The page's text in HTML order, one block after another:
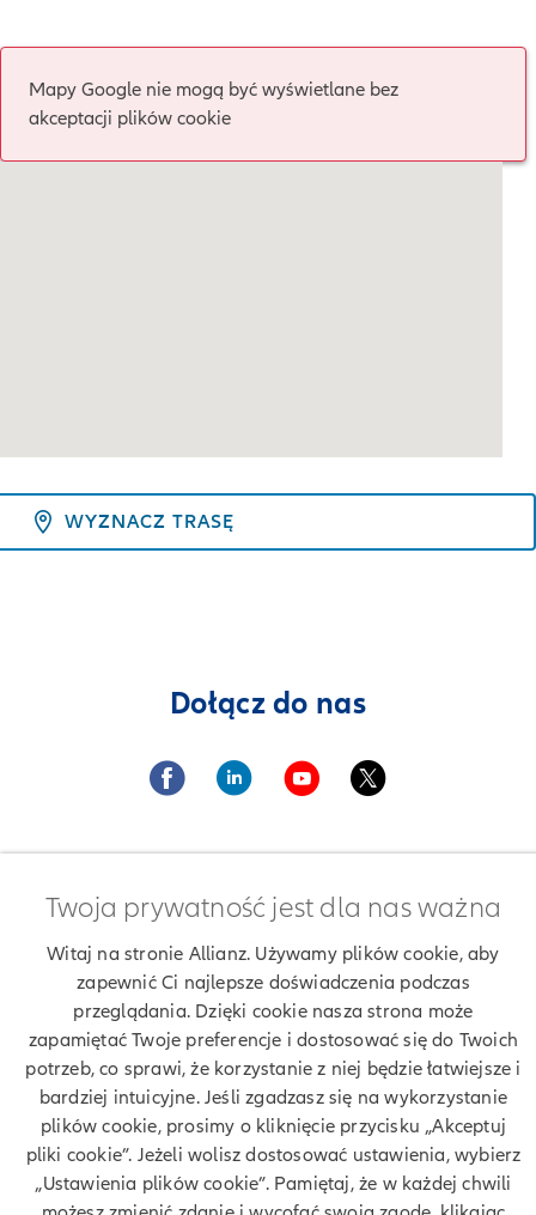
Mapy Google nie mogą być wyświetlane bez
akceptacji plików cookie
WYZNACZ TRASĘ
Dołącz do nas
Twoje dane
Polityka prywatności
Znajdź agenta Allianz. Znajdź placówkę Allianz
Ubezpieczenia Allianz Marek Petlic
Twoja prywatność jest dla nas ważna
Witaj na stronie Allianz. Używamy plików cookie, aby
zapewnić Ci najlepsze doświadczenia podczas
przeglądania. Dzięki cookie nasza strona może
zapamiętać Twoje preferencje i dostosować się do Twoich
potrzeb, co sprawi, że korzystanie z niej będzie łatwiejsze i
bardziej intuicyjne. Jeśli zgadzasz się na wykorzystanie
plików cookie, prosimy o kliknięcie przycisku „Akceptuj
pliki cookie”. Jeżeli wolisz dostosować ustawienia, wybierz
„Ustawienia plików cookie”. Pamiętaj, że w każdej chwili